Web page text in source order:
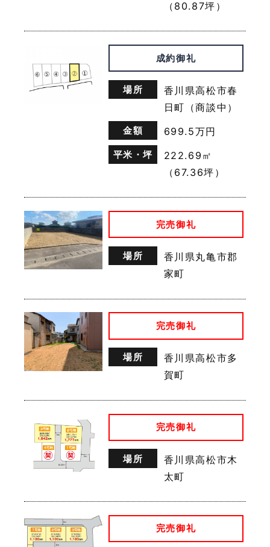
（80.87坪）
成約御礼
場所
香川県高松市春
日町（商談中）
金額 699.5万円
平米・坪
222.69㎡
（67.36坪）
完売御礼
場所
香川県丸亀市郡
家町
完売御礼
場所
香川県高松市多
賀町
完売御礼
場所
香川県高松市木
太町
完売御礼